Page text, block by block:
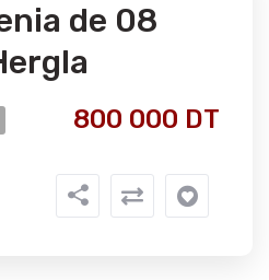
de 08
800 000 DT